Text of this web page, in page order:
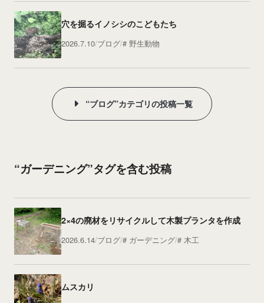
穴を掘るイノシシのこどもたち
2026.7.10 ブログ 野生動物
“ブログ”カテゴリの投稿一覧
“ガーデニング”タグを含む投稿
2×4の廃材をリサイクルして木製プランタを作成
2026.6.14 ブログ ガーデニング 木工
ムスカリ